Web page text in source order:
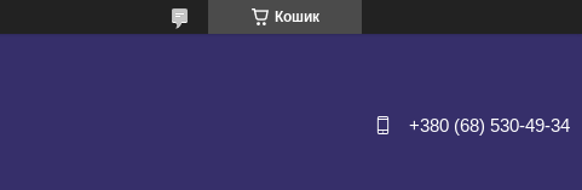
Кошик
+380 (68) 530-49-34